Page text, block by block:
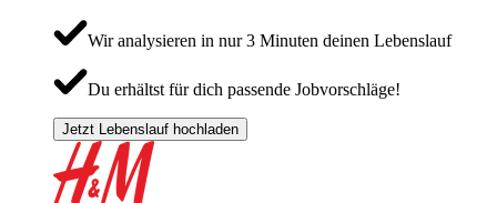
Wir analysieren in nur 3 Minuten deinen Lebenslauf
Du erhältst für dich passende Jobvorschläge!
Jetzt Lebenslauf hochladen